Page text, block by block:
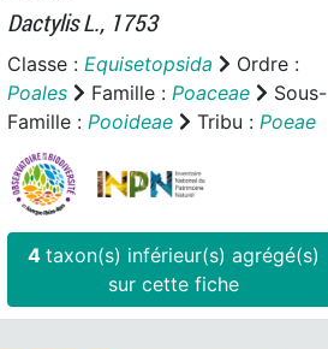
DactylisL., 1753
Classe : Equisetopsida
Ordre :
Poales
Famille : Poaceae
Sous-
Famille : Pooideae Tribu : Poeae
4taxon(s) inférieur(s) agrégé(s)
sur cette fiche